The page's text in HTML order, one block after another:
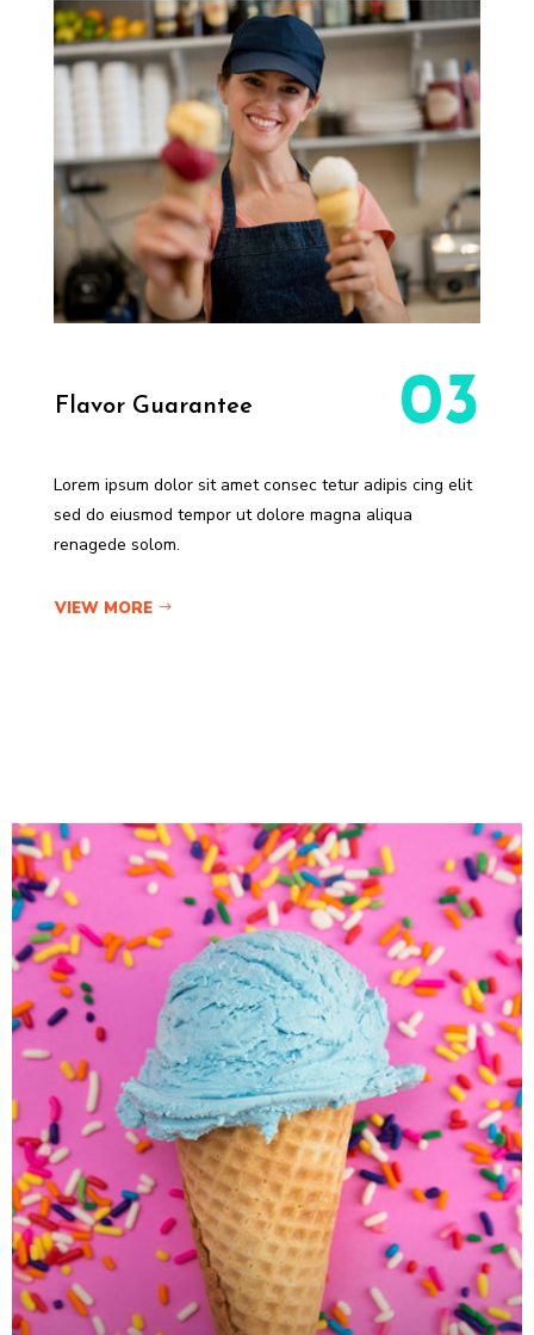
03
Flavor Guarantee
Lorem ipsum dolor sit amet consec tetur adipis cing elit
sed do eiusmod tempor ut dolore magna aliqua
renagede solom.
VIEW MORE